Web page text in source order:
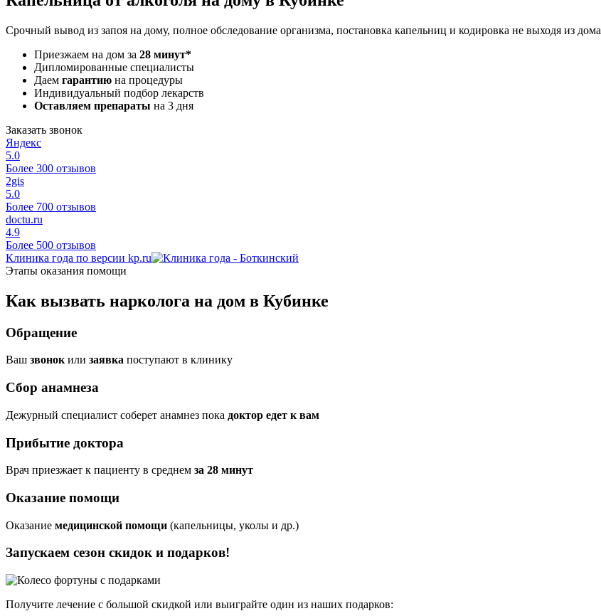
Срочный вывод из запоя на дому, полное обследование организма, постановка капельниц и кодировка не выходя из дома
Приезжаем на дом за 28 минут*
Дипломированные специалисты
Даем гарантию на процедуры
Индивидуальный подбор лекарств
Оставляем препараты на 3 дня
Заказать звонок
Яндекс
5.0
Более 300 отзывов
2gis
5.0
Более 700 отзывов
doctu.ru
4.9
Более 500 отзывов
Клиника года по версии kp.ru
Этапы оказания помощи
Как вызвать нарколога на дом в Кубинке
Обращение
Ваш звонокили заявка поступают в клинику
Сбор анамнеза
Дежурный специалист соберет анамнез пока доктор едет к вам
Прибытие доктора
Врач приезжает к пациенту в среднем за 28 минут
Оказание помощи
Оказание медицинской помощи (капельницы, уколы и др.)
Запускаем сезон скидок и подарков!
Получите лечение с большой скидкой или выиграйте один из наших подарков: